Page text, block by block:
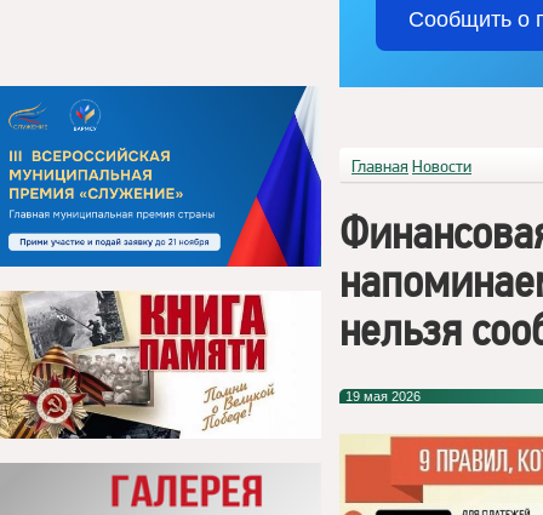
Сообщить о
Главная Новости
нельзя
19 мая 2026